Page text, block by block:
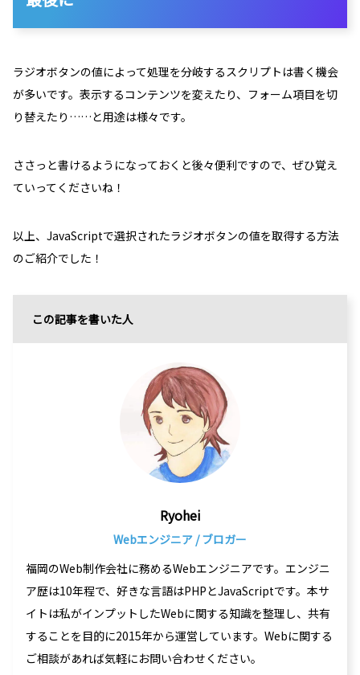
ラジオボタンの値によって処理を分岐するスクリプトは書く機会
が多いです。表示するコンテンツを変えたり、フォーム項目を切
り替えたり……と用途は様々です。
ささっと書けるようになっておくと後々便利ですので、ぜひ覚え
ていってくださいね！
以上、JavaScriptで選択されたラジオボタンの値を取得する方法
のご紹介でした！
この記事を書いた人
Ryohei
Webエンジニア / ブロガー
福岡のWeb制作会社に務めるWebエンジニアです。エンジニ
ア歴は10年程で、好きな言語はPHPとJavaScriptです。本サ
イトは私がインプットしたWebに関する知識を整理し、共有
することを目的に2015年から運営しています。Webに関する
ご相談があれば気軽にお問い合わせください。